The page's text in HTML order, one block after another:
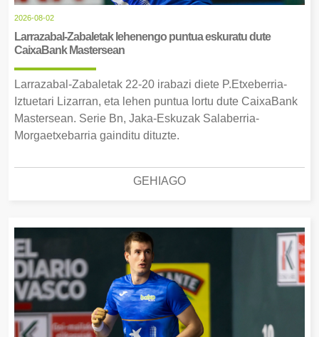
2026-08-02
Larrazabal-Zabaletak lehenengo puntua eskuratu dute
CaixaBank Mastersean
Larrazabal-Zabaletak 22-20 irabazi diete P.Etxeberria-
Iztuetari Lizarran, eta lehen puntua lortu dute CaixaBank
Mastersean. Serie Bn, Jaka-Eskuzak Salaberria-
Morgaetxebarria gainditu dituzte.
GEHIAGO